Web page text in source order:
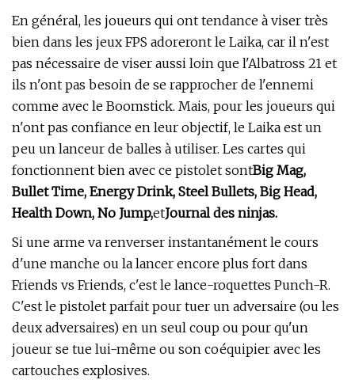
En général, les joueurs qui ont tendance à viser très
bien dans les jeux FPS adoreront le Laika, car il n'est
pas nécessaire de viser aussi loin que l'Albatross 21 et
ils n'ont pas besoin de se rapprocher de l'ennemi
comme avec le Boomstick. Mais, pour les joueurs qui
n'ont pas confiance en leur objectif, le Laika est un
peu un lanceur de balles à utiliser. Les cartes qui
fonctionnent bien avec ce pistolet sontBig Mag,
Bullet Time, Energy Drink, Steel Bullets, Big Head,
Health Down, No Jump,etJournal des ninjas.
Si une arme va renverser instantanément le cours
d'une manche ou la lancer encore plus fort dans
Friends vs Friends, c'est le lance-roquettes Punch-R.
C'est le pistolet parfait pour tuer un adversaire (ou les
deux adversaires) en un seul coup ou pour qu'un
joueur se tue lui-même ou son coéquipier avec les
cartouches explosives.